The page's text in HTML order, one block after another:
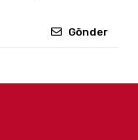
Gönder